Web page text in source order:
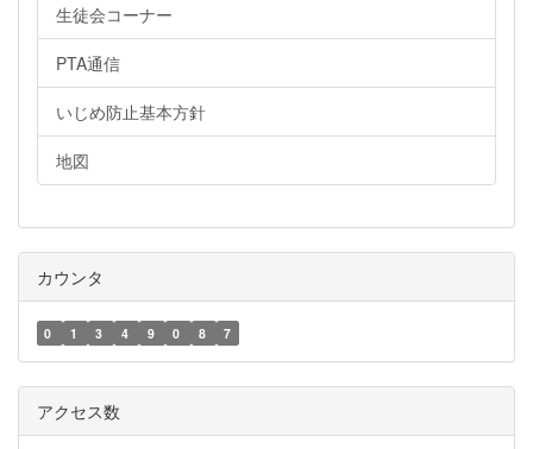
生徒会コーナー
PTA通信
いじめ防止基本方針
地図
カウンタ
0 1 3 4 9 0 8 7
アクセス数